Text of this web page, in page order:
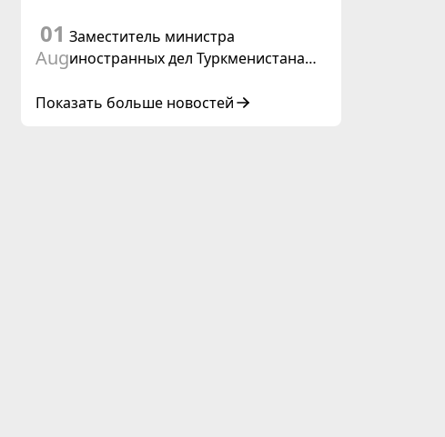
инициированной Туркменистаном
01
Aug
Заместитель министра
иностранных дел Туркменистана
старших должностных лиц Форума
Показать больше новостей